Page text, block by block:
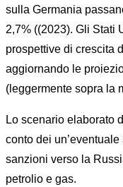
sulla Germania
2,7% ((2023). Gli Stati
prospettive di crescita
aggiornando le
(leggermente sopra la
Lo scenario elaborato
conto dei
sanzioni verso la
petrolio e gas.